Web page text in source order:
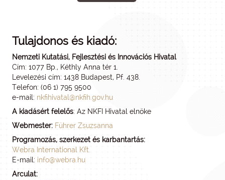
Tulajdonos és kiadó:
Nemzeti Kutatási, Fejlesztési és Innovációs Hivatal
Cím: 1077 Bp., Kéthly Anna tér 1.
Levelezési cím: 1438 Budapest, Pf. 438.
Telefon: (06 1) 795 9500
e-mail: nkfihivatal@nkfih.gov.hu
A kiadásért felelős: Az NKFI Hivatal elnöke
Webmester: Führer Zsuzsanna
Programozás, szerkezet és karbantartás:
Webra International Kft.
E-mail: info@webra.hu
Arculat: